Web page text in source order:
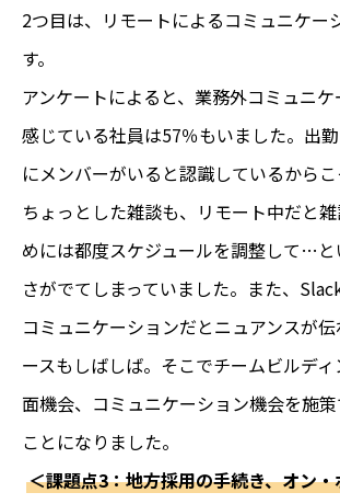
2つ目は、リモートによるコミュニケー
す。
アンケートによると、業務外コミュニ
感じている社員は57％もいました。出
にメンバーがいると認識しているから
ちょっとした雑談も、リモート中だと
めには都度スケジュールを調整して…と
さがでてしまっていました。また、
コミュニケーションだとニュアンスが
ースもしばしば。そこでチームビルデ
面機会、コミュニケーション機会を施
ことになりました。
＜課題点3：地方採用の手続き、オン